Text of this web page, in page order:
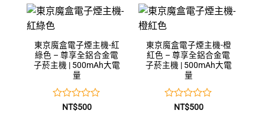
滿
分
5
滿
分
5
東京魔盒電子煙主機-紅
綠色 – 尊享全鋁合金電
子菸主機 | 500mAh大電
量
NT$500
東京魔盒電子煙主機-橙
紅色 – 尊享全鋁合金電
子菸主機 | 500mAh大電
量
NT$500